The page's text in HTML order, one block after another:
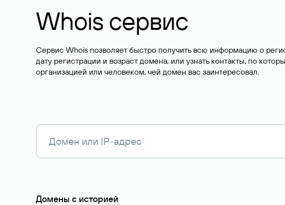
Whois сервис
Сервис Whois позволяет быстро получить всю информацию о
дату регистрации и возраст домена, или узнать контакты, по
организацией или человеком, чей домен вас заинтересовал.
Домены с историей